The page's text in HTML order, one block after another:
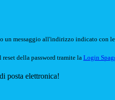
un messaggio all'indirizzo indicato con
della password tramite la Login
posta elettronica!